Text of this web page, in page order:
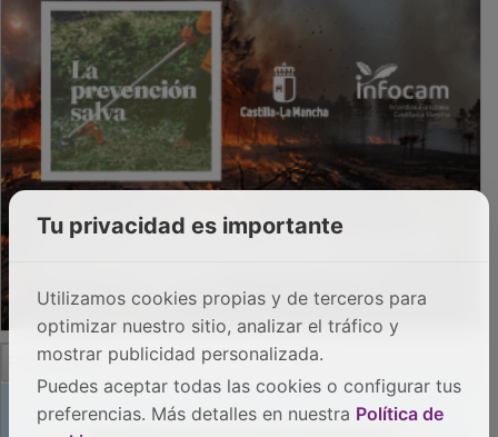
PUBLICIDAD
Tu privacidad es importante
Utilizamos cookies propias y de terceros para
optimizar nuestro sitio, analizar el tráfico y
mostrar publicidad personalizada.
Puedes aceptar todas las cookies o configurar tus
preferencias. Más detalles en nuestra Política de